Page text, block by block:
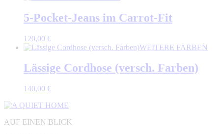
5-Pocket-Jeans im Carrot-Fit
120,00 €
WEITERE FARBEN
Lässige Cordhose (versch. Farben)
140,00 €
AUF EINEN BLICK